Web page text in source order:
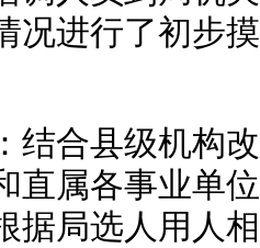
况进行了初步
合县级机构改
直属各事业单
据局选人用人